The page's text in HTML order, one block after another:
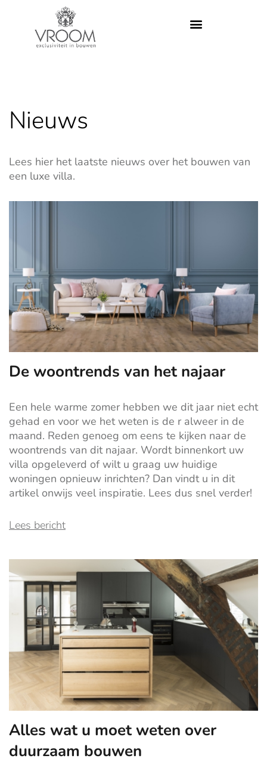
Nieuws
Lees hier het laatste nieuws over het bouwen van
een luxe villa.
De woontrends van het najaar
Een hele warme zomer hebben we dit jaar niet echt
gehad en voor we het weten is de r alweer in de
maand. Reden genoeg om eens te kijken naar de
woontrends van dit najaar. Wordt binnenkort uw
villa opgeleverd of wilt u graag uw huidige
woningen opnieuw inrichten? Dan vindt u in dit
artikel onwijs veel inspiratie. Lees dus snel verder!
Lees bericht
Alles wat u moet weten over
duurzaam bouwen